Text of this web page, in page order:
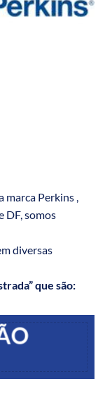
marca Perkins ,
DF, somos
diversas
que são: